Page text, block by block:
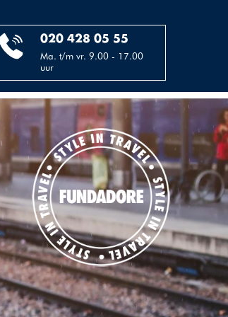
020 428 05 55
Ma. t/m vr. 9.00 - 17.00
uur